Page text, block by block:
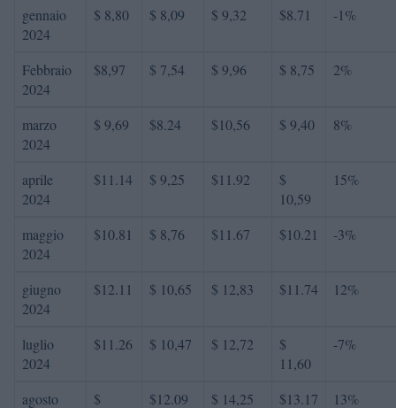
gennaio
2024
$ 8,80 $ 8,09 $ 9,32 $8.71 -1%
Febbraio
2024
$8,97 $ 7,54 $ 9,96 $ 8,75 2%
marzo
2024
$ 9,69 $8.24 $10,56 $ 9,40 8%
aprile
2024
$11.14 $ 9,25 $11.92
$
10,59
15%
maggio
2024
$10.81 $ 8,76 $11.67 $10.21 -3%
giugno
2024
$12.11 $ 10,65 $ 12,83 $11.74 12%
luglio
2024
$11.26 $ 10,47 $ 12,72
$
11,60
-7%
agosto
$
$12.09 $ 14,25 $13.17 13%